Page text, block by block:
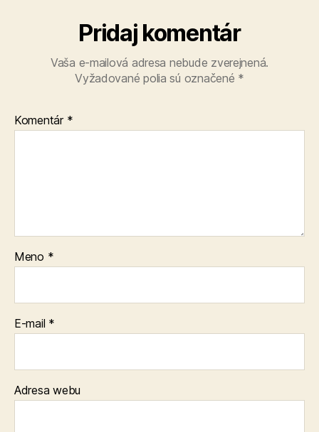
Pridaj komentár
Vaša e-mailová adresa nebude zverejnená.
Vyžadované polia sú označené *
Komentár *
Meno *
E-mail *
Adresa webu